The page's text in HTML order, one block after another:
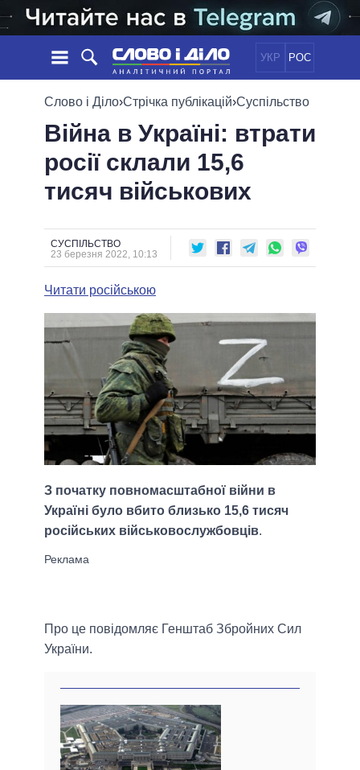
УКР РОС
НОВИНИ
СТРІЧКА
ПОДІЇ
СТАТТІ
ОГЛЯДИ
ДАЙДЖЕСТИ
ПОЛІТИКА
ЕКОНОМІКА
СУСПІЛЬСТВО
ОБIЦЯНКИ
ПОЛIТИКИ
ПРЕЗИДЕНТ І ОФІС
ВЕРХОВНА РАДА
МЕРИ МІСТ
ВСІ ПЕРСОНИ
ВІДЕО
ПОРІВНЯННЯ ПОЛІТИКІВ
Слово і Діло›Стрічка публікацій›Суспільство
Війна в Україні: втрати
росії склали 15,6
тисяч військових
СУСПІЛЬСТВО
23 березня 2022, 10:13
Читати російською
З початку повномасштабної війни в
Україні було вбито близько 15,6 тисяч
російських військовослужбовців.
Про це повідомляє Генштаб Збройних Сил
України.